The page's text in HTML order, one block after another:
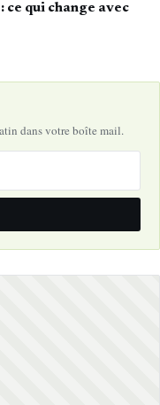
qui change avec
dans votre boîte mail.